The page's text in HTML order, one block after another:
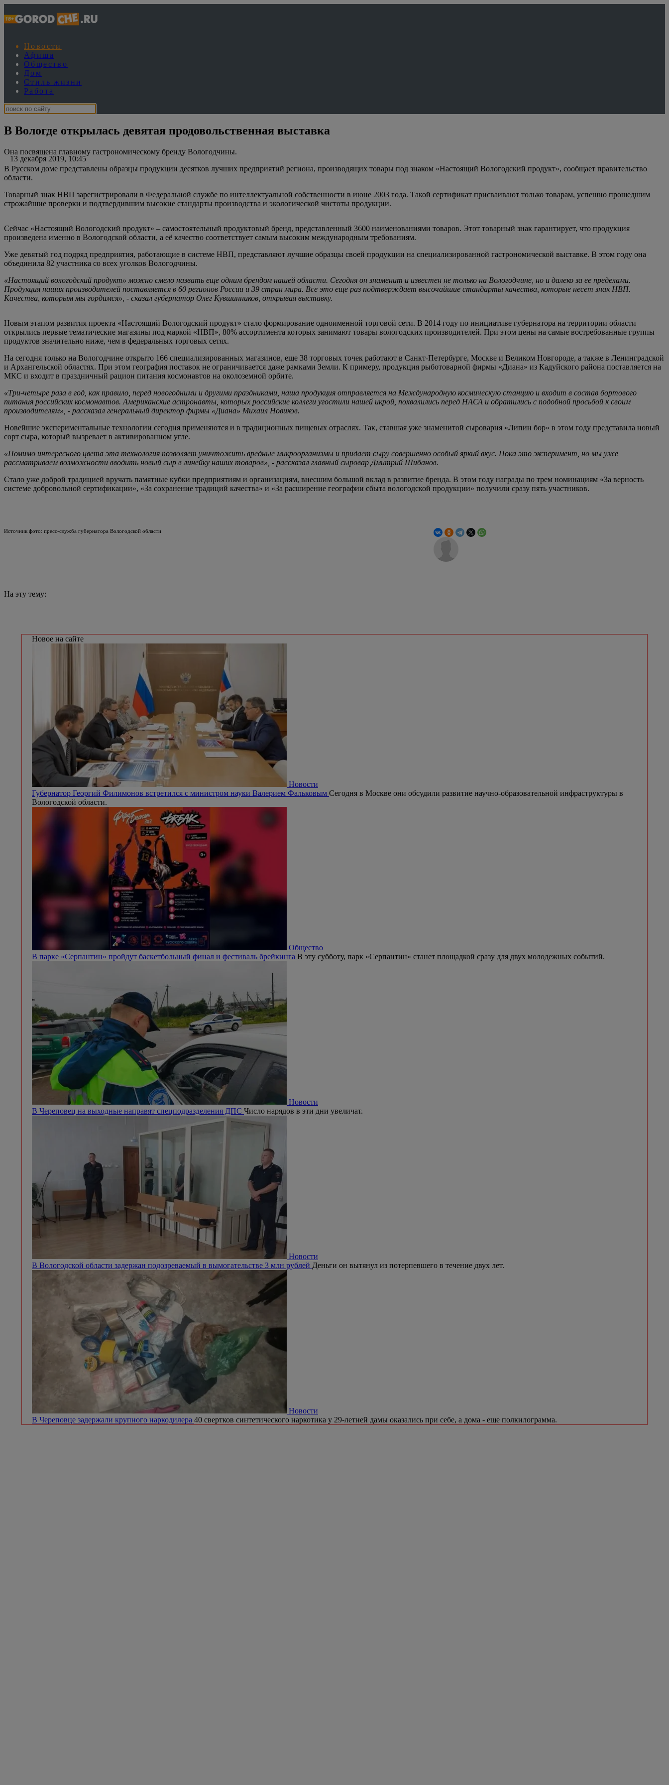
Новости
Афиша
Общество
Дом
Стиль жизни
Работа
В Вологде открылась девятая продовольственная выставка
13 декабря 2019, 10:45
Она посвящена главному гастрономическому бренду Вологодчины.
В Русском доме представлены образцы продукции десятков лучших предприятий региона, производящих товары под знаком «Настоящий Вологодский продукт», сообщает правительство
области.
Товарный знак НВП зарегистрировали в Федеральной службе по интеллектуальной собственности в июне 2003 года. Такой сертификат присваивают только товарам, успешно прошедшим
строжайшие проверки и подтвердившим высокие стандарты производства и экологической чистоты продукции.
Сейчас «Настоящий Вологодский продукт» – самостоятельный продуктовый бренд, представленный 3600 наименованиями товаров. Этот товарный знак гарантирует, что продукция
произведена именно в Вологодской области, а её качество соответствует самым высоким международным требованиям.
Уже девятый год подряд предприятия, работающие в системе НВП, представляют лучшие образцы своей продукции на специализированной гастрономической выставке. В этом году она
объединила 82 участника со всех уголков Вологодчины.
«Настоящий вологодский продукт» можно смело назвать еще одним брендом нашей области. Сегодня он знаменит и известен не только на Вологодчине, но и далеко за ее пределами.
Продукция наших производителей поставляется в 60 регионов России и 39 стран мира. Все это еще раз подтверждает высочайшие стандарты качества, которые несет знак НВП.
Качества, которым мы гордимся», - сказал губернатор Олег Кувшинников, открывая выставку.
Новым этапом развития проекта «Настоящий Вологодский продукт» стало формирование одноименной торговой сети. В 2014 году по инициативе губернатора на территории области
открылись первые тематические магазины под маркой «НВП», 80% ассортимента которых занимают товары вологодских производителей. При этом цены на самые востребованные группы
продуктов значительно ниже, чем в федеральных торговых сетях.
На сегодня только на Вологодчине открыто 166 специализированных магазинов, еще 38 торговых точек работают в Санкт-Петербурге, Москве и Великом Новгороде, а также в Ленинградской
и Архангельской областях. При этом география поставок не ограничивается даже рамками Земли. К примеру, продукция рыботоварной фирмы «Диана» из Кадуйского района поставляется на
МКС и входит в праздничный рацион питания космонавтов на околоземной орбите.
«Три-четыре раза в год, как правило, перед новогодними и другими праздниками, наша продукция отправляется на Международную космическую станцию и входит в состав бортового
питания российских космонавтов. Американские астронавты, которых российские коллеги угостили нашей икрой, похвалились перед НАСА и обратились с подобной просьбой к своим
производителям», - рассказал генеральный директор фирмы «Диана» Михаил Новиков.
Новейшие экспериментальные технологии сегодня применяются и в традиционных пищевых отраслях. Так, ставшая уже знаменитой сыроварня «Липин бор» в этом году представила новый
сорт сыра, который вызревает в активированном угле.
«Помимо интересного цвета эта технология позволяет уничтожить вредные микроорганизмы и придает сыру совершенно особый яркий вкус. Пока это эксперимент, но мы уже
рассматриваем возможности вводить новый сыр в линейку наших товаров», - рассказал главный сыровар Дмитрий Шибанов.
Стало уже доброй традицией вручать памятные кубки предприятиям и организациям, внесшим большой вклад в развитие бренда. В этом году награды по трем номинациям «За верность
системе добровольной сертификации», «За сохранение традиций качества» и «За расширение географии сбыта вологодской продукции» получили сразу пять участников.
Источник фото: пресс-служба губернатора Вологодской области
На эту тему:
Новое на сайте
Новости
Губернатор Георгий Филимонов встретился с министром науки Валерием Фальковым Сегодня в Москве они обсудили развитие научно-образовательной инфраструктуры в
Вологодской области.
Общество
В парке «Серпантин» пройдут баскетбольный финал и фестиваль брейкинга В эту субботу, парк «Серпантин» станет площадкой сразу для двух молодежных событий.
Новости
В Череповец на выходные направят спецподразделения ДПС Число нарядов в эти дни увеличат.
Новости
В Вологодской области задержан подозреваемый в вымогательстве 3 млн рублей Деньги он вытянул из потерпевшего в течение двух лет.
Новости
В Череповце задержали крупного наркодилера 40 свертков синтетического наркотика у 29-летней дамы оказались при себе, а дома - еще полкилограмма.